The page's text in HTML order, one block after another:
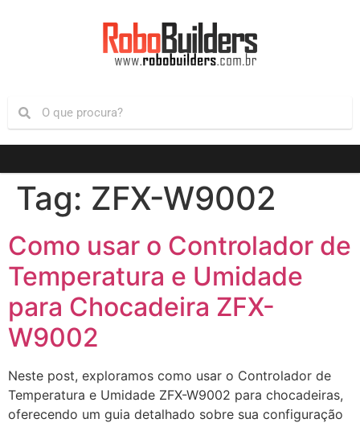
Tag: ZFX-W9002
Como usar o Controlador de
Temperatura e Umidade
para Chocadeira ZFX-
W9002
Neste post, exploramos como usar o Controlador de
Temperatura e Umidade ZFX-W9002 para chocadeiras,
oferecendo um guia detalhado sobre sua configuração